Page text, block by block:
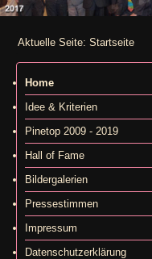
Aktuelle Seite: Startseite
Home
Idee & Kriterien
Pinetop 2009 - 2019
Hall of Fame
Bildergalerien
Pressestimmen
Impressum
Datenschutzerklärung